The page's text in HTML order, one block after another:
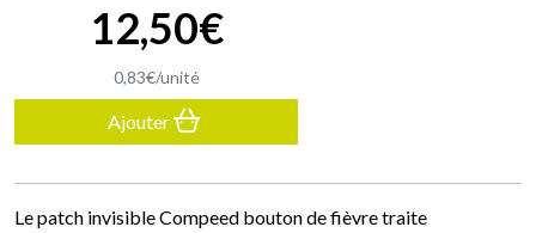
12,50€
0,83€/unité
Ajouter
Le patch invisible Compeed bouton de fièvre traite